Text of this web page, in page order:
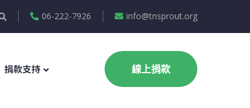
06-222-7926 info@tnsprout.org
捐款支持 線上捐款